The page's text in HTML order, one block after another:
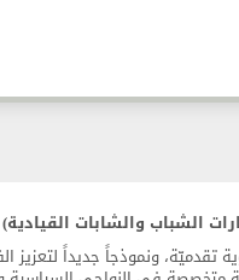
الشباب والشابات القيادية)
تقدميّة، ونموذجاً جديداً لتعزيز